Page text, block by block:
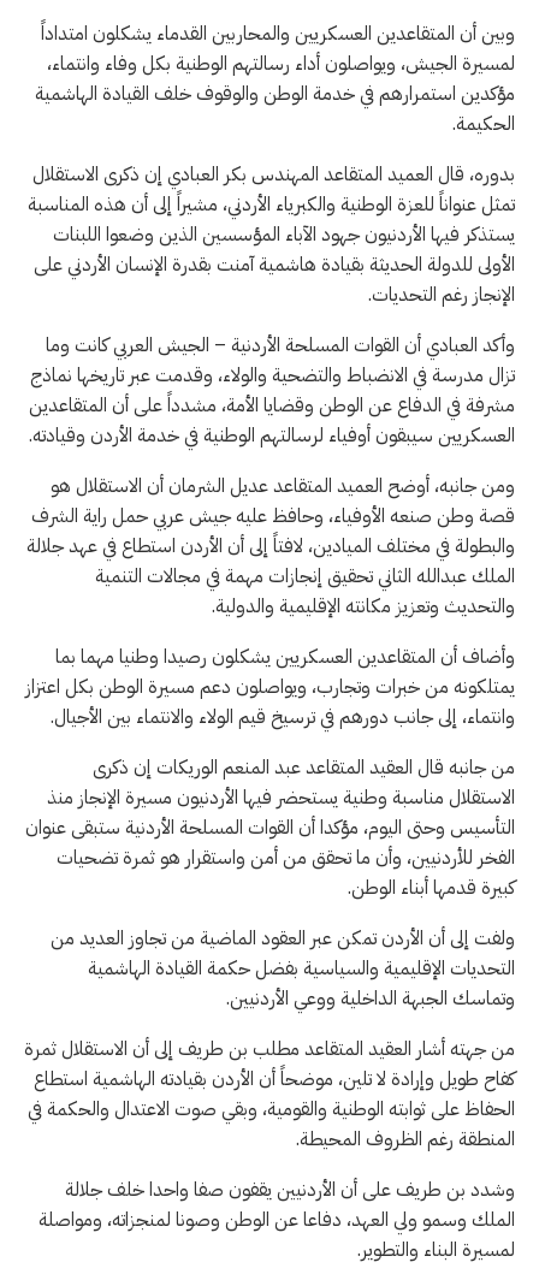
وبين أن المتقاعدين العسكريين والمحاربين القدماء يشكلون امتداداً
لمسيرة الجيش، ويواصلون أداء رسالتهم الوطنية بكل وفاء وانتماء،
مؤكدين استمرارهم في خدمة الوطن والوقوف خلف القيادة الهاشمية
الحكيمة.
بدوره، قال العميد المتقاعد المهندس بكر العبادي إن ذكرى الاستقلال
تمثل عنواناً للعزة الوطنية والكبرياء الأردني، مشيراً إلى أن هذه المناسبة
يستذكر فيها الأردنيون جهود الآباء المؤسسين الذين وضعوا اللبنات
الأولى للدولة الحديثة بقيادة هاشمية آمنت بقدرة الإنسان الأردني على
الإنجاز رغم التحديات.
وأكد العبادي أن القوات المسلحة الأردنية – الجيش العربي كانت وما
تزال مدرسة في الانضباط والتضحية والولاء، وقدمت عبر تاريخها نماذج
مشرفة في الدفاع عن الوطن وقضايا الأمة، مشدداً على أن المتقاعدين
العسكريين سيبقون أوفياء لرسالتهم الوطنية في خدمة الأردن وقيادته.
ومن جانبه، أوضح العميد المتقاعد عديل الشرمان أن الاستقلال هو
قصة وطن صنعه الأوفياء، وحافظ عليه جيش عربي حمل راية الشرف
والبطولة في مختلف الميادين، لافتاً إلى أن الأردن استطاع في عهد جلالة
الملك عبدالله الثاني تحقيق إنجازات مهمة في مجالات التنمية
والتحديث وتعزيز مكانته الإقليمية والدولية.
وأضاف أن المتقاعدين العسكريين يشكلون رصيدا وطنيا مهما بما
يمتلكونه من خبرات وتجارب، ويواصلون دعم مسيرة الوطن بكل اعتزاز
وانتماء، إلى جانب دورهم في ترسيخ قيم الولاء والانتماء بين الأجيال.
من جانبه قال العقيد المتقاعد عبد المنعم الوريكات إن ذكرى
الاستقلال مناسبة وطنية يستحضر فيها الأردنيون مسيرة الإنجاز منذ
التأسيس وحتى اليوم، مؤكدا أن القوات المسلحة الأردنية ستبقى عنوان
الفخر للأردنيين، وأن ما تحقق من أمن واستقرار هو ثمرة تضحيات
كبيرة قدمها أبناء الوطن.
ولفت إلى أن الأردن تمكن عبر العقود الماضية من تجاوز العديد من
التحديات الإقليمية والسياسية بفضل حكمة القيادة الهاشمية
وتماسك الجبهة الداخلية ووعي الأردنيين.
من جهته أشار العقيد المتقاعد مطلب بن طريف إلى أن الاستقلال ثمرة
كفاح طويل وإرادة لا تلين، موضحاً أن الأردن بقيادته الهاشمية استطاع
الحفاظ على ثوابته الوطنية والقومية، وبقي صوت الاعتدال والحكمة في
المنطقة رغم الظروف المحيطة.
وشدد بن طريف على أن الأردنيين يقفون صفا واحدا خلف جلالة
الملك وسمو ولي العهد، دفاعا عن الوطن وصونا لمنجزاته، ومواصلة
لمسيرة البناء والتطوير.